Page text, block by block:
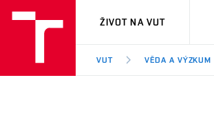
VUT
ŽIVOT NA VUT
VUT VĚDA A